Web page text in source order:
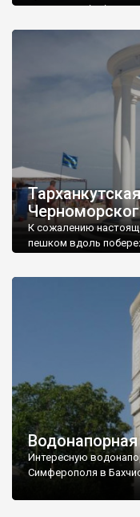
запрошую відвідати
К сожалению
пешком вдоль
Интересную
Симферополя в